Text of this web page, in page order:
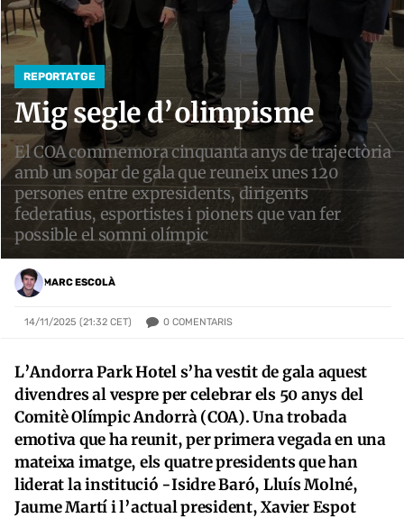
REPORTATGE
Mig segle d’olimpisme
El COA commemora cinquanta anys de trajectòria
amb un sopar de gala que reuneix unes 120
persones entre expresidents, dirigents
federatius, esportistes i pioners que van fer
possible el somni olímpic
MARC ESCOLÀ
14/11/2025 (21:32 CET) 0 COMENTARIS
L’Andorra Park Hotel s’ha vestit de gala aquest
divendres al vespre per celebrar els 50 anys del
Comitè Olímpic Andorrà (COA). Una trobada
emotiva que ha reunit, per primera vegada en una
mateixa imatge, els quatre presidents que han
liderat la institució -Isidre Baró, Lluís Molné,
Jaume Martí i l’actual president, Xavier Espot